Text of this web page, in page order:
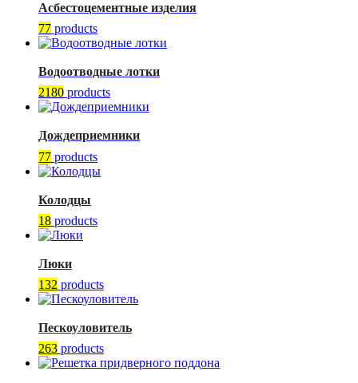
Асбестоцементные изделия
77 products
Водоотводные лотки
2180 products
Дождеприемники
77 products
Колодцы
18 products
Люки
132 products
Пескоуловитель
263 products